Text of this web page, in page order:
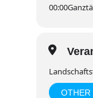
00:00
OTHER